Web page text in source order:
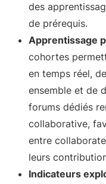
des
de prérequis.
Apprentissage
cohortes
en temps réel,
ensemble et de
forums dédiés
collaborative,
entre
leurs
Indicateurs